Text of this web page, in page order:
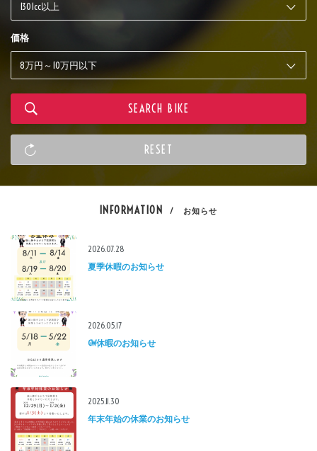
価格
INFORMATION / お知らせ
2026.07.28
夏季休暇のお知らせ
2026.05.17
GW休暇のお知らせ
2025.11.30
年末年始の休業のお知らせ